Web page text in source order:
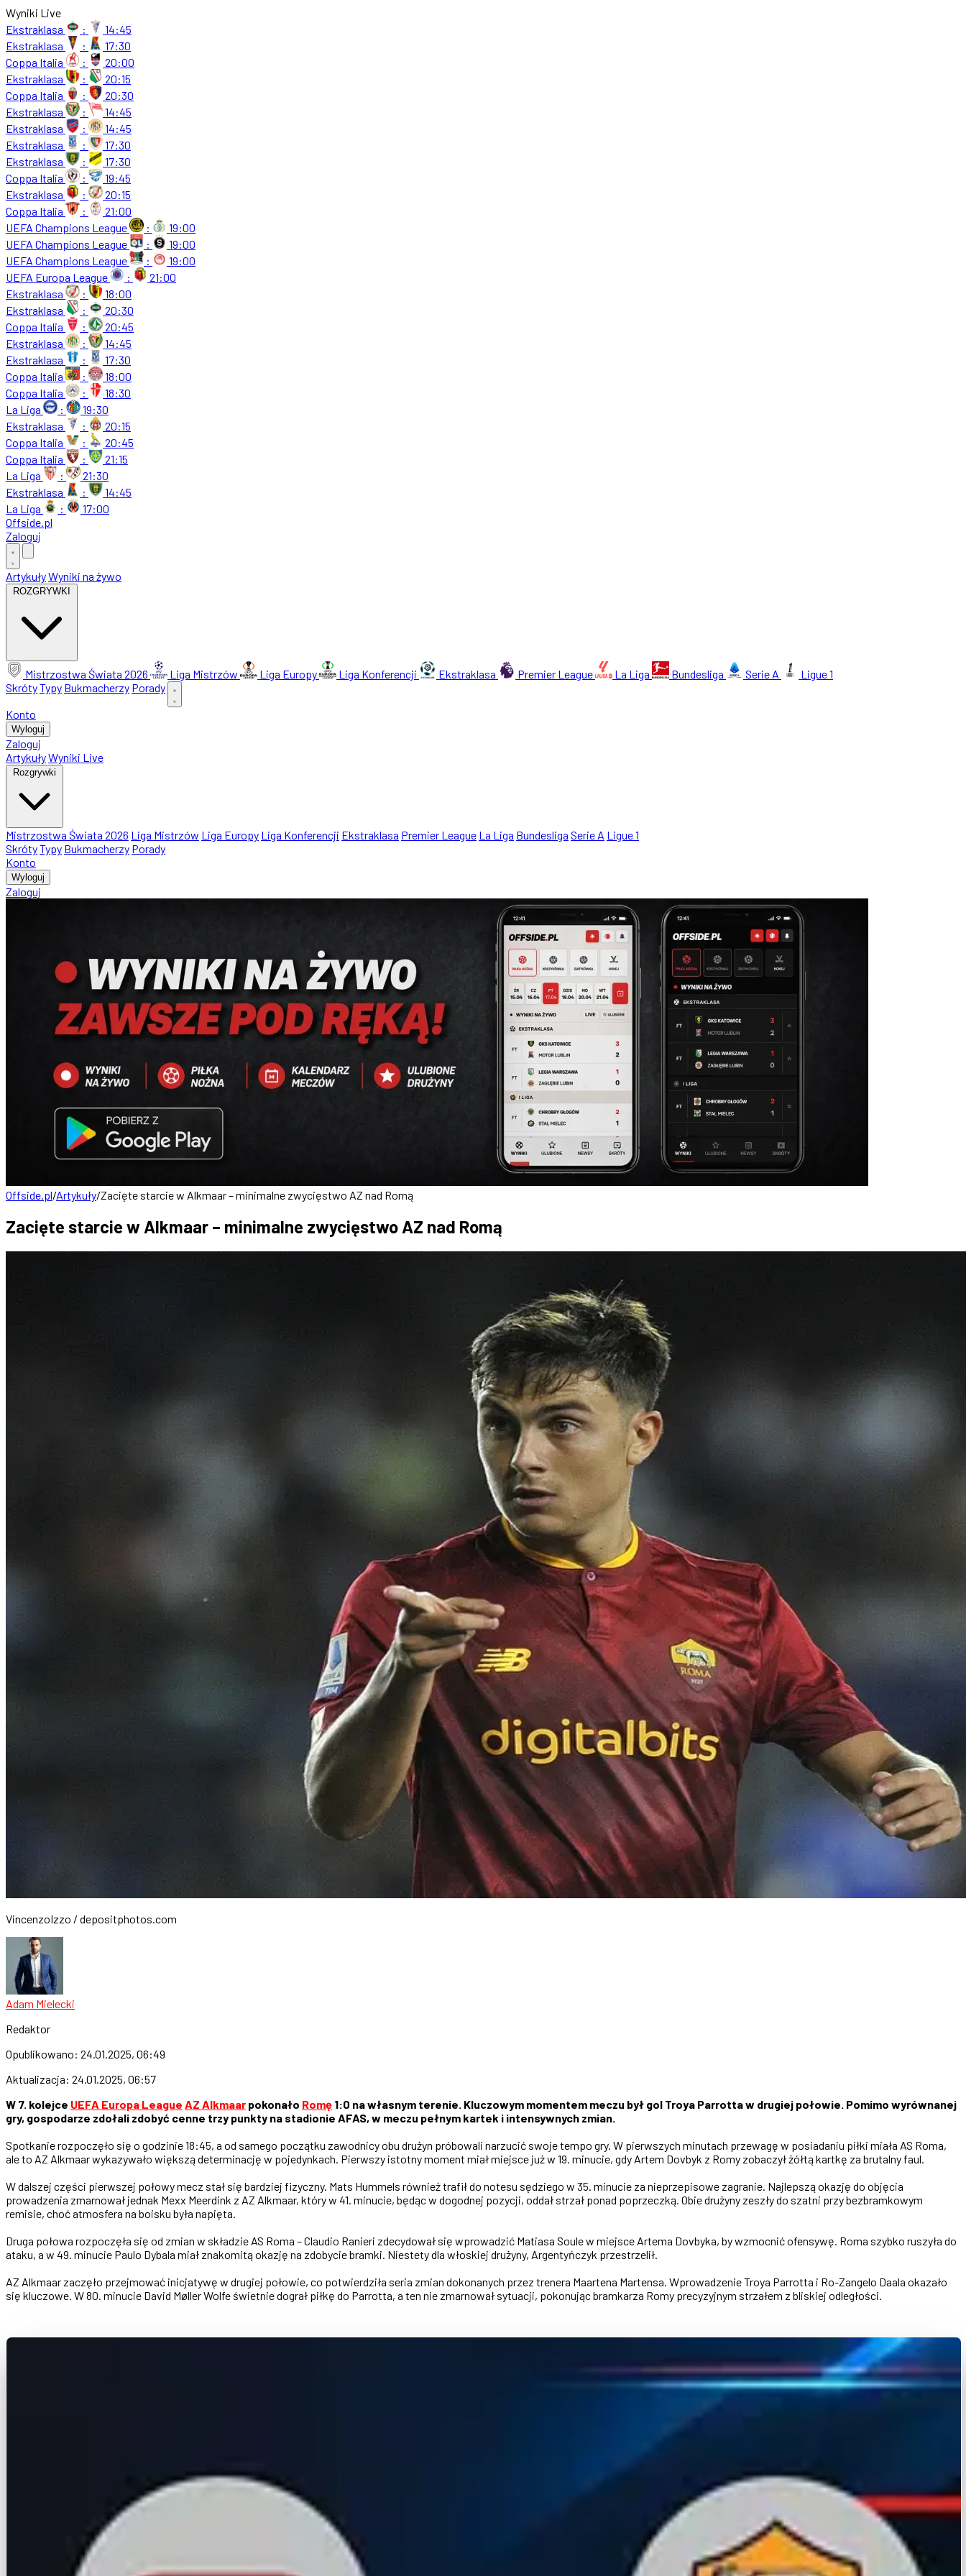
Wyniki Live
Ekstraklasa
:
14:45
Ekstraklasa
:
17:30
Coppa Italia
:
20:00
Ekstraklasa
:
20:15
Coppa Italia
:
20:30
Ekstraklasa
:
14:45
Ekstraklasa
:
14:45
Ekstraklasa
:
17:30
Ekstraklasa
:
17:30
Coppa Italia
:
19:45
Ekstraklasa
:
20:15
Coppa Italia
:
21:00
UEFA Champions League
:
19:00
UEFA Champions League
:
19:00
UEFA Champions League
:
19:00
UEFA Europa League
:
21:00
Ekstraklasa
:
18:00
Ekstraklasa
:
20:30
Coppa Italia
:
20:45
Ekstraklasa
:
14:45
Ekstraklasa
:
17:30
Coppa Italia
:
18:00
Coppa Italia
:
18:30
La Liga
:
19:30
Ekstraklasa
:
20:15
Coppa Italia
:
20:45
Coppa Italia
:
21:15
La Liga
:
21:30
Ekstraklasa
:
14:45
La Liga
:
17:00
Offside.pl
Zaloguj
ArtykułyWyniki na żywo
ROZGRYWKI
Mistrzostwa Świata 2026 Liga Mistrzów Liga Europy Liga Konferencji Ekstraklasa Premier League La Liga Bundesliga Serie A
Ligue 1
SkrótyTypy Bukmacherzy Porady
Konto
Wyloguj
Zaloguj
ArtykułyWyniki Live
Rozgrywki
Mistrzostwa Świata 2026 Liga Mistrzów Liga Europy Liga Konferencji Ekstraklasa Premier League La Liga Bundesliga Serie A Ligue 1
SkrótyTypy Bukmacherzy Porady
Konto
Wyloguj
Zaloguj
Offside.pl/Artykuły/Zacięte starcie w Alkmaar – minimalne zwycięstwo AZ nad Romą
Zacięte starcie w Alkmaar – minimalne zwycięstwo AZ nad Romą
VincenzoIzzo / depositphotos.com
Adam Mielecki
Redaktor
Opublikowano: 24.01.2025, 06:49
Aktualizacja: 24.01.2025, 06:57
W 7. kolejce UEFA Europa League AZ Alkmaar pokonało Romę 1:0 na własnym terenie. Kluczowym momentem meczu był gol Troya Parrotta w drugiej połowie. Pomimo wyrównanej
gry, gospodarze zdołali zdobyć cenne trzy punkty na stadionie AFAS, w meczu pełnym kartek i intensywnych zmian.
Spotkanie rozpoczęło się o godzinie 18:45, a od samego początku zawodnicy obu drużyn próbowali narzucić swoje tempo gry. W pierwszych minutach przewagę w posiadaniu piłki miała AS Roma,
ale to AZ Alkmaar wykazywało większą determinację w pojedynkach. Pierwszy istotny moment miał miejsce już w 19. minucie, gdy Artem Dovbyk z Romy zobaczył żółtą kartkę za brutalny faul.
W dalszej części pierwszej połowy mecz stał się bardziej fizyczny. Mats Hummels również trafił do notesu sędziego w 35. minucie za nieprzepisowe zagranie. Najlepszą okazję do objęcia
prowadzenia zmarnował jednak Mexx Meerdink z AZ Alkmaar, który w 41. minucie, będąc w dogodnej pozycji, oddał strzał ponad poprzeczką. Obie drużyny zeszły do szatni przy bezbramkowym
remisie, choć atmosfera na boisku była napięta.
Druga połowa rozpoczęła się od zmian w składzie AS Roma – Claudio Ranieri zdecydował się wprowadzić Matiasa Soule w miejsce Artema Dovbyka, by wzmocnić ofensywę. Roma szybko ruszyła do
ataku, a w 49. minucie Paulo Dybala miał znakomitą okazję na zdobycie bramki. Niestety dla włoskiej drużyny, Argentyńczyk przestrzelił.
AZ Alkmaar zaczęło przejmować inicjatywę w drugiej połowie, co potwierdziła seria zmian dokonanych przez trenera Maartena Martensa. Wprowadzenie Troya Parrotta i Ro-Zangelo Daala okazało
się kluczowe. W 80. minucie David Møller Wolfe świetnie dograł piłkę do Parrotta, a ten nie zmarnował sytuacji, pokonując bramkarza Romy precyzyjnym strzałem z bliskiej odległości.